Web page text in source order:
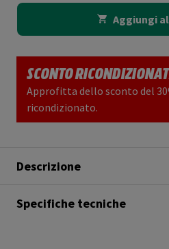
Aggiungi
SCONTO
Approfitta dello sconto del
ricondizionato.
Descrizione
Specifiche tecniche